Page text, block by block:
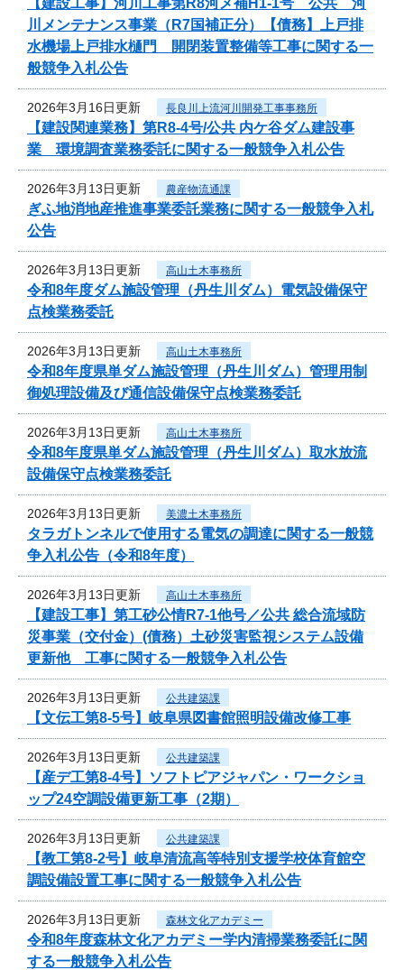
川メンテナンス事業（R7国補正分）【債務】上戸排
水機場上戸排水樋門 開閉装置整備等工事に関する一
般競争入札公告
2026年3月16日更新 長良川上流河川開発工事事務所
【建設関連業務】第R8-4号/公共 内ケ谷ダム建設事
業 環境調査業務委託に関する一般競争入札公告
2026年3月13日更新 農産物流通課
ぎふ地消地産推進事業委託業務に関する一般競争入札
公告
2026年3月13日更新 高山土木事務所
令和8年度ダム施設管理（丹生川ダム）電気設備保守
点検業務委託
2026年3月13日更新 高山土木事務所
令和8年度県単ダム施設管理（丹生川ダム）管理用制
御処理設備及び通信設備保守点検業務委託
2026年3月13日更新 高山土木事務所
令和8年度県単ダム施設管理（丹生川ダム）取水放流
設備保守点検業務委託
2026年3月13日更新 美濃土木事務所
タラガトンネルで使用する電気の調達に関する一般競
争入札公告（令和8年度）
2026年3月13日更新 高山土木事務所
【建設工事】第工砂公情R7-1他号／公共 総合流域防
災事業（交付金）(債務）土砂災害監視システム設備
更新他 工事に関する一般競争入札公告
2026年3月13日更新 公共建築課
【文伝工第8-5号】岐阜県図書館照明設備改修工事
2026年3月13日更新 公共建築課
【産デ工第8-4号】ソフトピアジャパン・ワークショ
ップ24空調設備更新工事（2期）
2026年3月13日更新 公共建築課
【教工第8-2号】岐阜清流高等特別支援学校体育館空
調設備設置工事に関する一般競争入札公告
2026年3月13日更新 森林文化アカデミー
令和8年度森林文化アカデミー学内清掃業務委託に関
する一般競争入札公告